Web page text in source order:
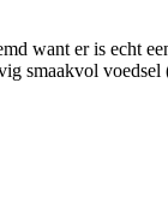
want er is echt
smaakvol